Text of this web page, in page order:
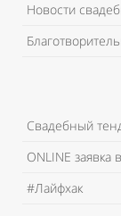
Новости
Свадебный
ONLINE заявка
#Лайфхак